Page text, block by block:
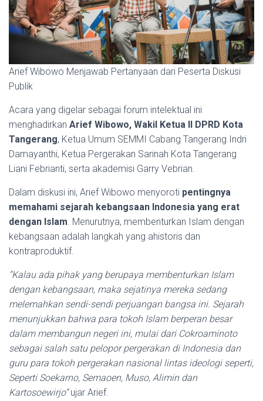
Arief Wibowo Menjawab Pertanyaan dari Peserta Diskusi
Publik
Acara yang digelar sebagai forum intelektual ini
menghadirkan Arief Wibowo, Wakil Ketua II DPRD Kota
Tangerang, Ketua Umum SEMMI Cabang Tangerang Indri
Damayanthi, Ketua Pergerakan Sarinah Kota Tangerang
Liani Febrianti, serta akademisi Garry Vebrian.
Dalam diskusi ini, Arief Wibowo menyoroti pentingnya
memahami sejarah kebangsaan Indonesia yang erat
dengan Islam . Menurutnya, membenturkan Islam dengan
kebangsaan adalah langkah yang ahistoris dan
kontraproduktif.
“Kalau ada pihak yang berupaya membenturkan Islam
dengan kebangsaan, maka sejatinya mereka sedang
melemahkan sendi-sendi perjuangan bangsa ini. Sejarah
menunjukkan bahwa para tokoh Islam berperan besar
dalam membangun negeri ini, mulai dari Cokroaminoto
sebagai salah satu pelopor pergerakan di Indonesia dan
guru para tokoh pergerakan nasional lintas ideologi seperti,
Seperti Soekarno, Semaoen, Muso, Alimin dan
Kartosoewirjo”ujar Arief.